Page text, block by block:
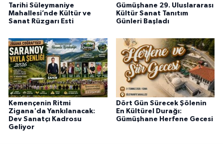
Tarihi Süleymaniye
Mahallesi’nde Kültür ve
Sanat Rüzgarı Esti
Gümüşhane 29. Uluslararası
Kültür Sanat Tanıtım
Günleri Başladı
Kemençenin Ritmi
Zigana'da Yankılanacak:
Dev Sanatçı Kadrosu
Geliyor
Dört Gün Sürecek Şölenin
En Kültürel Durağı:
Gümüşhane Herfene Gecesi